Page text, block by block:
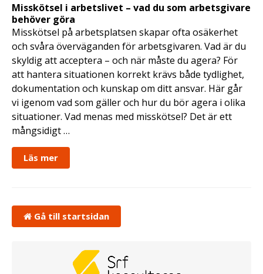
Misskötsel i arbetslivet – vad du som arbetsgivare
behöver göra
Misskötsel på arbetsplatsen skapar ofta osäkerhet
och svåra överväganden för arbetsgivaren. Vad är du
skyldig att acceptera – och när måste du agera? För
att hantera situationen korrekt krävs både tydlighet,
dokumentation och kunskap om ditt ansvar. Här går
vi igenom vad som gäller och hur du bör agera i olika
situationer. Vad menas med misskötsel? Det är ett
mångsidigt …
Läs mer
Gå till startsidan